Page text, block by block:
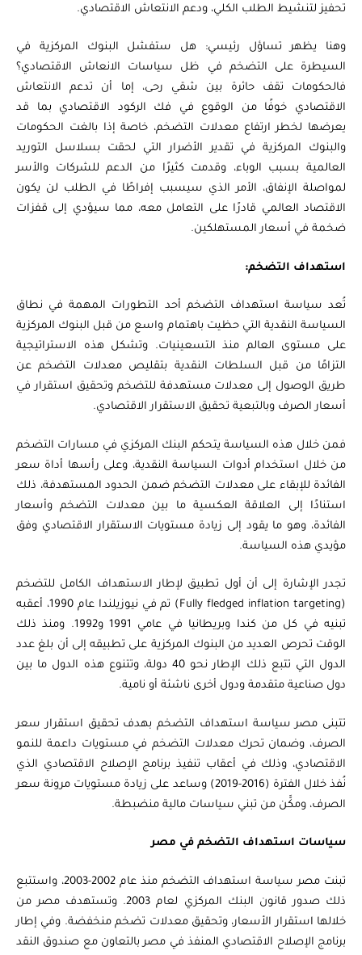
تحفيز لتنشيط الطلب الكلي، ودعم الانتعاش الاقتصادي.
وهنا يظهر تساؤل رئيسي: هل ستفشل البنوك المركزية في
السيطرة على التضخم في ظل سياسات الانعاش الاقتصادي؟
فالحكومات تقف حائرة بين شقي رحى، إما أن تدعم الانتعاش
الاقتصادي خوفًا من الوقوع في فك الركود الاقتصادي بما قد
يعرضها لخطر ارتفاع معدلات التضخم، خاصة إذا بالغت الحكومات
والبنوك المركزية في تقدير الأضرار التي لحقت بسلاسل التوريد
العالمية بسبب الوباء، وقدمت كثيرًا من الدعم للشركات والأسر
لمواصلة الإنفاق، الأمر الذي سيسبب إفراطًا في الطلب لن يكون
الاقتصاد العالمي قادرًا على التعامل معه، مما سيؤدي إلى قفزات
ضخمة في أسعار المستهلكين.
استهداف التضخم:
تُعد سياسة استهداف التضخم أحد التطورات المهمة في نطاق
السياسة النقدية التي حظيت باهتمام واسع من قبل البنوك المركزية
على مستوى العالم منذ التسعينيات. وتشكل هذه الاستراتيجية
التزامًا من قبل السلطات النقدية بتقليص معدلات التضخم عن
طريق الوصول إلى معدلات مستهدفة للتضخم وتحقيق استقرار في
أسعار الصرف وبالتبعية تحقيق الاستقرار الاقتصادي.
فمن خلال هذه السياسة يتحكم البنك المركزي في مسارات التضخم
من خلال استخدام أدوات السياسة النقدية، وعلى رأسها أداة سعر
الفائدة للإبقاء على معدلات التضخم ضمن الحدود المستهدفة، ذلك
استنادًا إلى العلاقة العكسية ما بين معدلات التضخم وأسعار
الفائدة، وهو ما يقود إلى زيادة مستويات الاستقرار الاقتصادي وفق
مؤيدي هذه السياسة.
تجدر الإشارة إلى أن أول تطبيق لإطار الاستهداف الكامل للتضخم
(Fully fledged inflation targeting) تم في نيوزيلندا عام 1990، أعقبه
تبنيه في كل من كندا وبريطانيا في عامي 1991 و1992. ومنذ ذلك
الوقت تحرص العديد من البنوك المركزية على تطبيقه إلى أن بلغ عدد
الدول التي تتبع ذلك الإطار نحو 40 دولة، وتتنوع هذه الدول ما بين
دول صناعية متقدمة ودول أخرى ناشئة أو نامية.
تتبنى مصر سياسة استهداف التضخم بهدف تحقيق استقرار سعر
الصرف، وضمان تحرك معدلات التضخم في مستويات داعمة للنمو
الاقتصادي، وذلك في أعقاب تنفيذ برنامج الإصلاح الاقتصادي الذي
نُفذ خلال الفترة (2016-2019) وساعد على زيادة مستويات مرونة سعر
الصرف، ومكَّن من تبني سياسات مالية منضبطة.
سياسات استهداف التضخم في مصر
تبنت مصر سياسة استهداف التضخم منذ عام 2002-2003، واستتبع
ذلك صدور قانون البنك المركزي لعام 2003. وتستهدف مصر من
خلالها استقرار الأسعار، وتحقيق معدلات تضخم منخفضة. وفي إطار
برنامج الإصلاح الاقتصادي المنفذ في مصر بالتعاون مع صندوق النقد